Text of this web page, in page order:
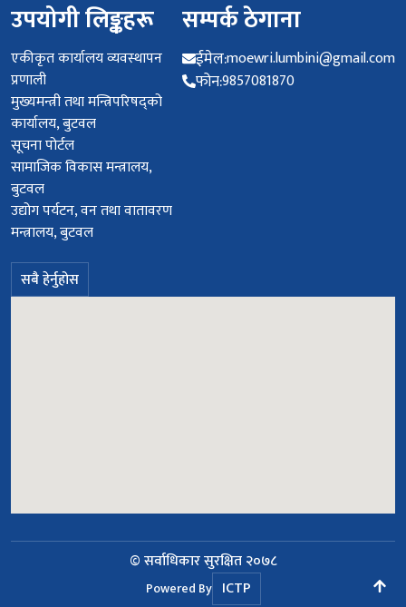
उपयोगी लिङ्कहरू
एकीकृत कार्यालय व्यवस्थापन
प्रणाली
मुख्यमन्त्री तथा मन्त्रिपरिषद्को
कार्यालय, बुटवल
सूचना पोर्टल
सामाजिक विकास मन्त्रालय,
बुटवल
उद्योग पर्यटन, वन तथा वातावरण
मन्त्रालय, बुटवल
सबै हेर्नुहोस
सम्पर्क ठेगाना
ईमेल:moewri.lumbini@gmail.com
फोन:9857081870
© सर्वाधिकार सुरक्षित २०७८
Powered By ICTP